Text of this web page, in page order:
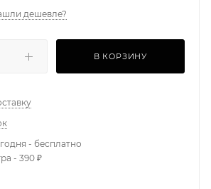
дешевле?
В КОРЗИНУ
- бесплатно
- 390 ₽